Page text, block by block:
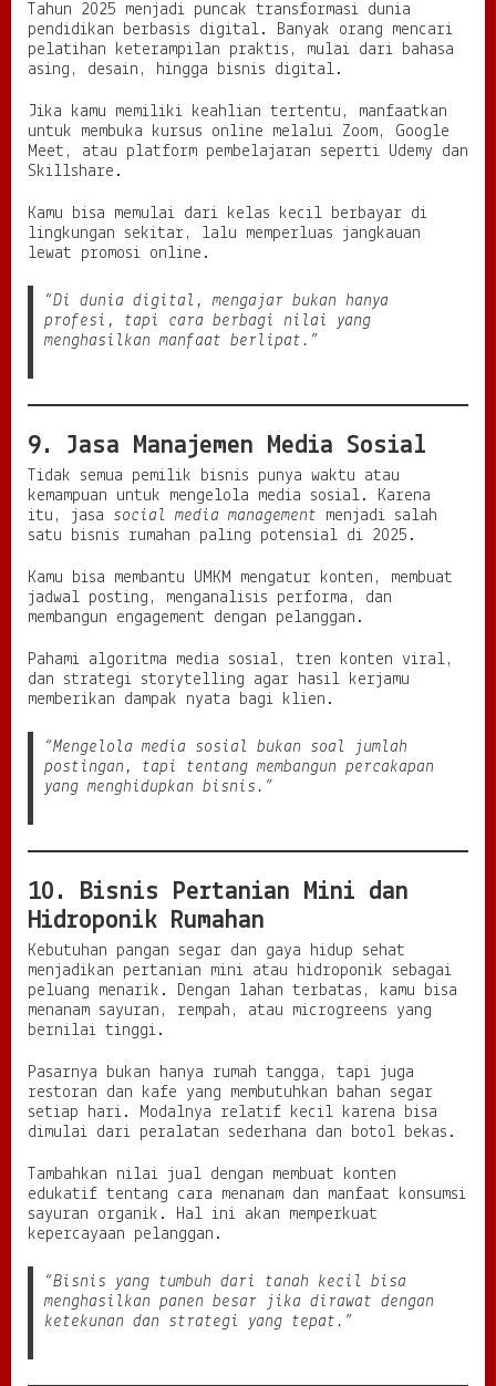
Tahun 2025 menjadi puncak transformasi dunia
pendidikan berbasis digital. Banyak orang mencari
pelatihan keterampilan praktis, mulai dari bahasa
asing, desain, hingga bisnis digital.
Jika kamu memiliki keahlian tertentu, manfaatkan
untuk membuka kursus online melalui Zoom, Google
Meet, atau platform pembelajaran seperti Udemy dan
Skillshare.
Kamu bisa memulai dari kelas kecil berbayar di
lingkungan sekitar, lalu memperluas jangkauan
lewat promosi online.
“Di dunia digital, mengajar bukan hanya
profesi, tapi cara berbagi nilai yang
menghasilkan manfaat berlipat.”
9. Jasa Manajemen Media Sosial
Tidak semua pemilik bisnis punya waktu atau
kemampuan untuk mengelola media sosial. Karena
itu, jasa social media management menjadi salah
satu bisnis rumahan paling potensial di 2025.
Kamu bisa membantu UMKM mengatur konten, membuat
jadwal posting, menganalisis performa, dan
membangun engagement dengan pelanggan.
Pahami algoritma media sosial, tren konten viral,
dan strategi storytelling agar hasil kerjamu
memberikan dampak nyata bagi klien.
“Mengelola media sosial bukan soal jumlah
postingan, tapi tentang membangun percakapan
yang menghidupkan bisnis.”
10. Bisnis Pertanian Mini dan
Hidroponik Rumahan
Kebutuhan pangan segar dan gaya hidup sehat
menjadikan pertanian mini atau hidroponik sebagai
peluang menarik. Dengan lahan terbatas, kamu bisa
menanam sayuran, rempah, atau microgreens yang
bernilai tinggi.
Pasarnya bukan hanya rumah tangga, tapi juga
restoran dan kafe yang membutuhkan bahan segar
setiap hari. Modalnya relatif kecil karena bisa
dimulai dari peralatan sederhana dan botol bekas.
Tambahkan nilai jual dengan membuat konten
edukatif tentang cara menanam dan manfaat konsumsi
sayuran organik. Hal ini akan memperkuat
kepercayaan pelanggan.
“Bisnis yang tumbuh dari tanah kecil bisa
menghasilkan panen besar jika dirawat dengan
ketekunan dan strategi yang tepat.”